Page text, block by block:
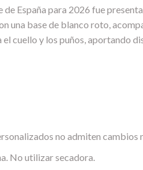
de España para 2026 fue
una base de blanco roto,
cuello y los puños, aportando
no admiten cambios
No utilizar secadora.